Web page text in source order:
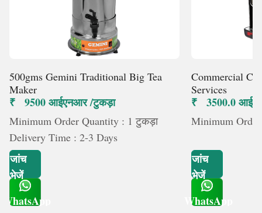
500gms Gemini Traditional Big Tea
Maker
₹ 9500 आईएनआर /टुकड़ा
Minimum Order Quantity : 1 टुकड़ा
Delivery Time : 2-3 Days
जांच
भेजें
WhatsApp
Commercial
Services
₹ 3500.0
Minimum
जांच
भेजें
WhatsApp